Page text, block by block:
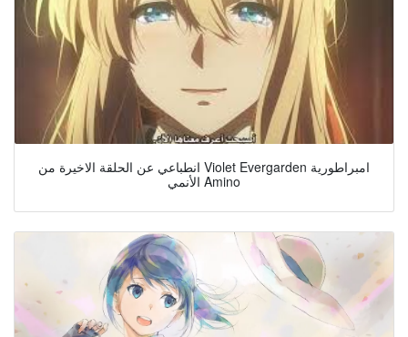
انطباعي عن الحلقة الاخيرة من Violet Evergarden امبراطورية
الأنمي Amino